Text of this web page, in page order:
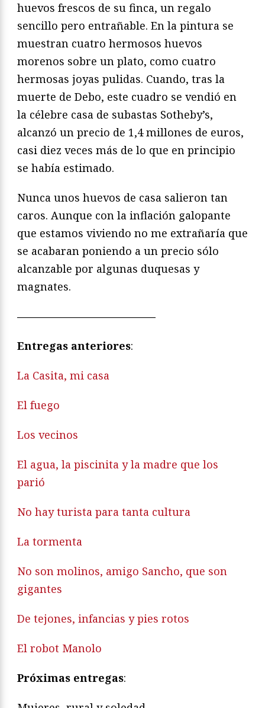
huevos frescos de su finca, un regalo
sencillo pero entrañable. En la pintura se
muestran cuatro hermosos huevos
morenos sobre un plato, como cuatro
hermosas joyas pulidas. Cuando, tras la
muerte de Debo, este cuadro se vendió en
la célebre casa de subastas Sotheby’s,
alcanzó un precio de 1,4 millones de euros,
casi diez veces más de lo que en principio
se había estimado.
Nunca unos huevos de casa salieron tan
caros. Aunque con la inflación galopante
que estamos viviendo no me extrañaría que
se acabaran poniendo a un precio sólo
alcanzable por algunas duquesas y
magnates.
—————————————
Entregas anteriores:
La Casita, mi casa
El fuego
Los vecinos
El agua, la piscinita y la madre que los
parió
No hay turista para tanta cultura
La tormenta
No son molinos, amigo Sancho, que son
gigantes
De tejones, infancias y pies rotos
El robot Manolo
Próximas entregas: